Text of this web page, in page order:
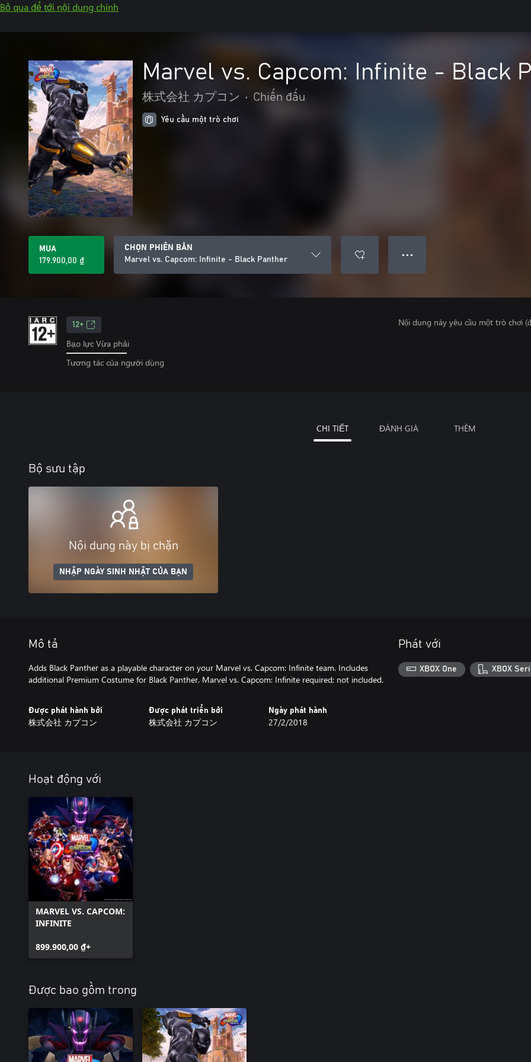
Bỏ qua để tới nội dung chính
Marvel vs. Capcom: Infinite - Black
株式会社 カプコン • Chiến đấu
Yêu cầu một trò chơi
MUA
179.900,00 ₫
CHỌN PHIÊN BẢN
Marvel vs. Capcom: Infinite - Black Panther
● ● ●
12+
Bạo lực Vừa phải
Tương tác của người dùng
Nội dung này yêu cầu một trò chơi
CHI TIẾT ĐÁNH GIÁ THÊM
Bộ sưu tập
Nội dung này bị chặn
NHẬP NGÀY SINH NHẬT CỦA BẠN
Mô tả
Adds Black Panther as a playable character on your Marvel vs. Capcom: Infinite team. Includes
additional Premium Costume for Black Panther. Marvel vs. Capcom: Infinite required; not included.
Được phát hành bởi
株式会社 カプコン
Được phát triển bởi
株式会社 カプコン
Ngày phát hành
27/2/2018
Phát với
XBOX One XBOX
Hoạt động với
MARVEL VS. CAPCOM:
INFINITE
899.900,00 ₫+
Được bao gồm trong